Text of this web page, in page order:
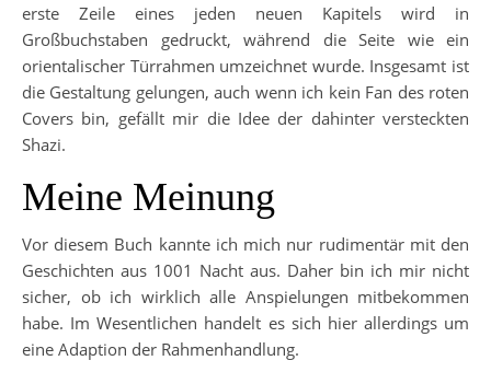
erste Zeile eines jeden neuen Kapitels wird in
Großbuchstaben gedruckt, während die Seite wie ein
orientalischer Türrahmen umzeichnet wurde. Insgesamt ist
die Gestaltung gelungen, auch wenn ich kein Fan des roten
Covers bin, gefällt mir die Idee der dahinter versteckten
Shazi.
Meine Meinung
Vor diesem Buch kannte ich mich nur rudimentär mit den
Geschichten aus 1001 Nacht aus. Daher bin ich mir nicht
sicher, ob ich wirklich alle Anspielungen mitbekommen
habe. Im Wesentlichen handelt es sich hier allerdings um
eine Adaption der Rahmenhandlung.